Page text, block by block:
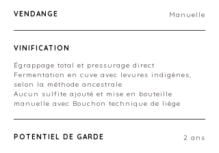
VENDANGE Manuelle
VINIFICATION
Égrappage total et pressurage direct
Fermentation en cuve avec levures indigènes,
selon la méthode ancestrale
Aucun sulfite ajouté et mise en bouteille
manuelle avec Bouchon technique de liège
POTENTIEL DE GARDE 2 ans